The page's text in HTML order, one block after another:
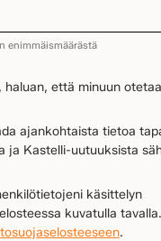
enimmäismäärästä
haluan, että minuun
ajankohtaista tietoa
ja Kastelli-uutuuksista
käsittelyn
kuvatulla tavalla.
.